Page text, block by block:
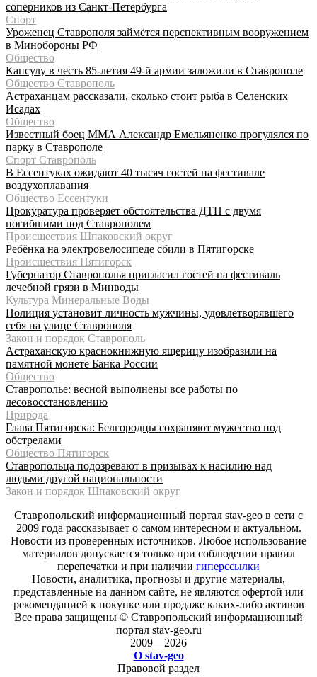
соперников из Санкт-Петербурга
Спорт
Уроженец Ставрополя займётся перспективным вооружением
в Минобороны РФ
Общество
Капсулу в честь 85-летия 49-й армии заложили в Ставрополе
Общество Ставрополь
Астраханцам рассказали, сколько стоит рыба в Селенских
Исадах
Общество
Известный боец ММА Александр Емельяненко прогулялся по
парку в Ставрополе
Спорт Ставрополь
В Ессентуках ожидают 40 тысяч гостей на фестивале
воздухоплавания
Общество Ессентуки
Прокуратура проверяет обстоятельства ДТП с двумя
погибшими под Ставрополем
Происшествия Шпаковский округ
Ребёнка на электровелосипеде сбили в Пятигорске
Происшествия Пятигорск
Губернатор Ставрополья пригласил гостей на фестиваль
лечебной грязи в Минводы
Культура Минеральные Воды
Полиция установит личность мужчины, удовлетворявшего
себя на улице Ставрополя
Закон и порядок Ставрополь
Астраханскую краснокнижную ящерицу изобразили на
памятной монете Банка России
Общество
Ставрополье: весной выполнены все работы по
лесовосстановлению
Природа
Глава Пятигорска: Белгородцы сохраняют мужество под
обстрелами
Общество Пятигорск
Ставропольца подозревают в призывах к насилию над
людьми другой национальности
Закон и порядок Шпаковский округ
Ставропольский информационный портал stav-geo в сети с
2009 года рассказывает о самом интересном и актуальном.
Новости из проверенных источников. Любое использование
материалов допускается только при соблюдении правил
перепечатки и при наличии гиперссылки
Новости, аналитика, прогнозы и другие материалы,
представленные на данном сайте, не являются офертой или
рекомендацией к покупке или продаже каких-либо активов
Все права защищены © Ставропольский информационный
портал stav-geo.ru
2009—2026
О stav-geo
Правовой раздел